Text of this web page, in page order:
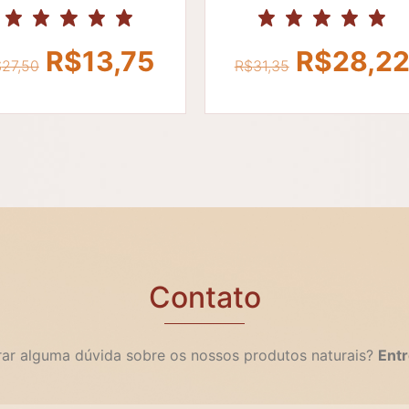
27,50 O
R$13,75O
R$31,35 O
R$28,22
Contato
alguma dúvida sobre os nossos produtos naturais?